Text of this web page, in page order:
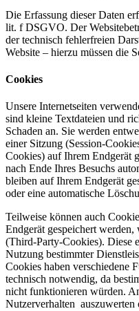
Die Erfassung dieser Daten
lit. f DSGVO. Der
der technisch fehlerfreien
Website – hierzu müssen die
Cookies
Unsere Internetseiten
sind kleine Textdateien und
Schaden an. Sie werden
einer Sitzung (Session-
Cookies) auf Ihrem Endgerät
nach Ende Ihres Besuchs
bleiben auf Ihrem Endgerät
oder eine automatische
Teilweise können auch
Endgerät gespeichert werden,
(Third-Party-Cookies). Diese
Nutzung bestimmter
Cookies haben verschiedene
technisch notwendig, da
nicht funktionieren würden.
Nutzerverhalten auszuwerten